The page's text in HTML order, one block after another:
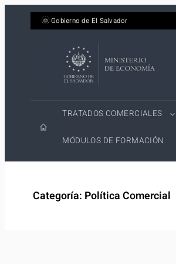
Saltar
Gobierno de El Salvador
TRATADOS COMERCIALES
MÓDULOS DE FORMACIÓN
Categoría: Política Comercial